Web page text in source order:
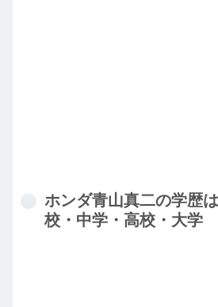
ホンダ青山真二の学歴
校・中学・高校・大学